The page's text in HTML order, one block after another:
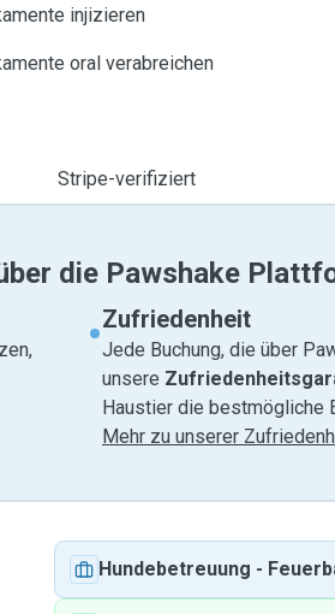
injizieren
oral verabreichen
Stripe-verifiziert
die Pawshake
Zufriedenheit
Jede Buchung, die über
unsere
Haustier die bestmögliche
Mehr zu unserer
Hundebetreuung -